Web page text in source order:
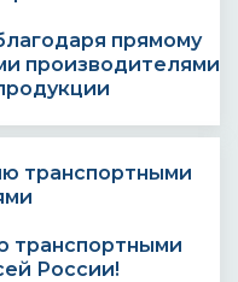
прямому
производителями
транспортными
России!